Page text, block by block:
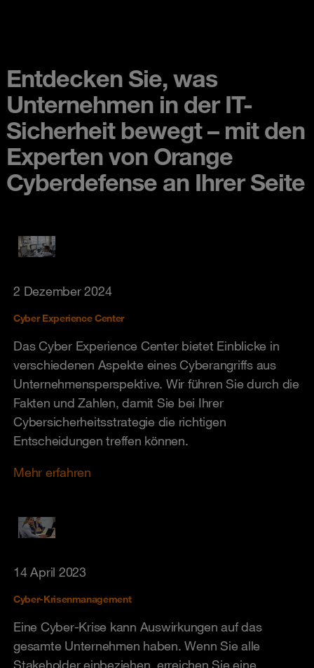
Entdecken Sie, was
Unternehmen in der IT-
Sicherheit bewegt – mit den
Experten von Orange
Cyberdefense an Ihrer Seite
2 Dezember 2024
Cyber Experience Center
Das Cyber Experience Center bietet Einblicke in
verschiedenen Aspekte eines Cyberangriffs aus
Unternehmensperspektive. Wir führen Sie durch die
Fakten und Zahlen, damit Sie bei Ihrer
Cybersicherheitsstrategie die richtigen
Entscheidungen treffen können.
Mehr erfahren
14 April 2023
Cyber-Krisenmanagement
Eine Cyber-Krise kann Auswirkungen auf das
gesamte Unternehmen haben. Wenn Sie alle
Stakeholder einbeziehen, erreichen Sie eine